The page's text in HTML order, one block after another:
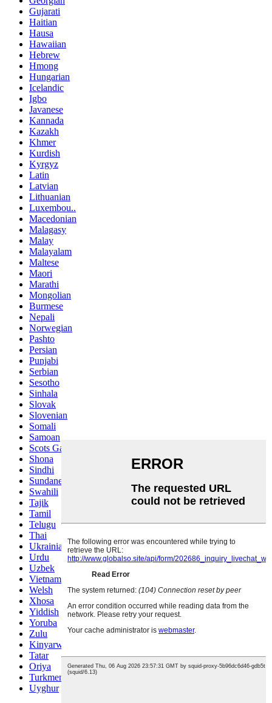
Gujarati
Haitian
Hausa
Hawaiian
Hebrew
Hmong
Hungarian
Icelandic
Igbo
Javanese
Kannada
Kazakh
Khmer
Kurdish
Kyrgyz
Latin
Latvian
Lithuanian
Luxembou..
Macedonian
Malagasy
Malay
Malayalam
Maltese
Maori
Marathi
Mongolian
Burmese
Nepali
Norwegian
Pashto
Persian
Punjabi
Serbian
Sesotho
Sinhala
Slovak
Slovenian
Somali
Samoan
Scots Gaelic
Shona
Sindhi
Sundanese
Swahili
Tajik
Tamil
Telugu
Thai
Ukrainian
Urdu
Uzbek
Vietnamese
Welsh
Xhosa
Yiddish
Yoruba
Zulu
Kinyarwanda
Tatar
Oriya
Turkmen
Uyghur